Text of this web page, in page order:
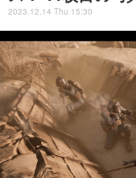
2023.12.14 Thu 15:30